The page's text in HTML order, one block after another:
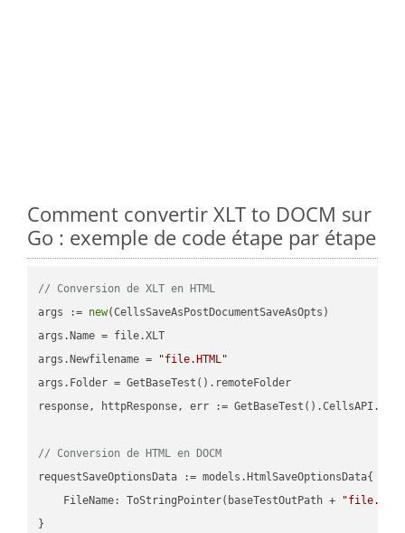
Comment convertir XLT to DOCM sur
Go : exemple de code étape par étape
// Conversion de XLT en HTML
args := new(CellsSaveAsPostDocumentSaveAsOpts)
args.Name = file.XLT
args.Newfilename =
"file.HTML"
args.Folder = GetBaseTest().remoteFolder
response, httpResponse, err :=
// Conversion de HTML en DOCM
requestSaveOptionsData := models.HtmlSaveOptionsData{
    FileName: ToStringPointer(baseTestOutPath +
}